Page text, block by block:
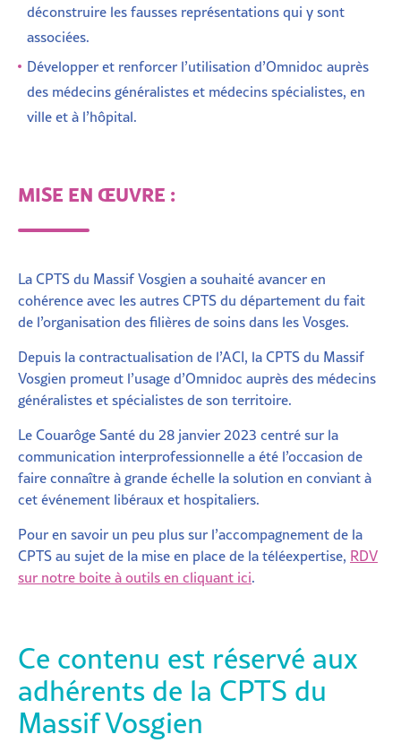
déconstruire les fausses représentations qui y sont
associées.
Développer et renforcer l’utilisation d’Omnidoc auprès
des médecins généralistes et médecins spécialistes, en
ville et à l’hôpital.
MISE EN ŒUVRE :
La CPTS du Massif Vosgien a souhaité avancer en
cohérence avec les autres CPTS du département du fait
de l’organisation des filières de soins dans les Vosges.
Depuis la contractualisation de l’ACI, la CPTS du Massif
Vosgien promeut l’usage d’Omnidoc auprès des médecins
généralistes et spécialistes de son territoire.
Le Couarôge Santé du 28 janvier 2023 centré sur la
communication interprofessionnelle a été l’occasion de
faire connaître à grande échelle la solution en conviant à
cet événement libéraux et hospitaliers.
Pour en savoir un peu plus sur l’accompagnement de la
CPTS au sujet de la mise en place de la téléexpertise, RDV
sur notre boite à outils en cliquant ici.
Ce contenu est réservé aux
adhérents de la CPTS du
Massif Vosgien